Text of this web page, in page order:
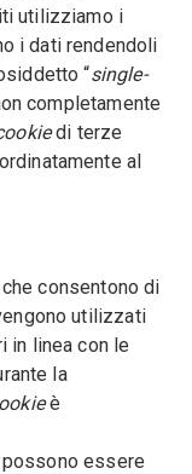
utilizziamo i
i dati rendendoli
“single-
completamente
di terze
al
consentono di
utilizzati
in linea con le
la
è
essere